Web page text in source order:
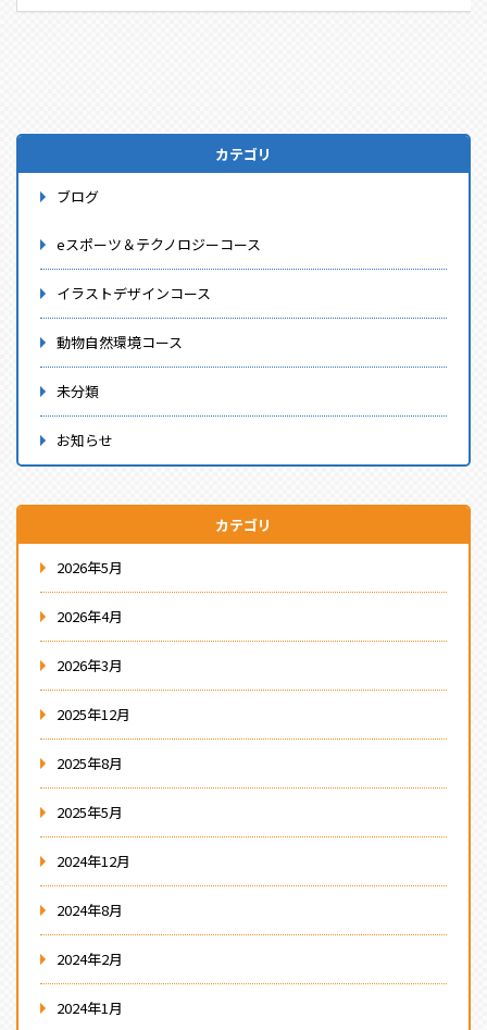
カテゴリ
ブログ
eスポーツ＆テクノロジーコース
イラストデザインコース
動物自然環境コース
未分類
お知らせ
カテゴリ
2026年5月
2026年4月
2026年3月
2025年12月
2025年8月
2025年5月
2024年12月
2024年8月
2024年2月
2024年1月